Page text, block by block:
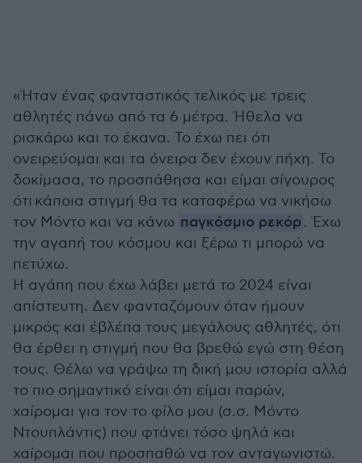
«Ήταν ένας φανταστικός τελικός με τρεις
αθλητές πάνω από τα 6 μέτρα. Ήθελα να
ρισκάρω και το έκανα. Το έχω πει ότι
ονειρεύομαι και τα όνειρα δεν έχουν πήχη. Το
δοκίμασα, το προσπάθησα και είμαι σίγουρος
ότι κάποια στιγμή θα τα καταφέρω να νικήσω
τον Μόντο και να κάνω παγκόσμιο ρεκόρ. Έχω
την αγαπή του κόσμου και ξέρω τι μπορώ να
πετύχω.
Η αγάπη που έχω λάβει μετά το 2024 είναι
απίστευτη. Δεν φανταζόμουν όταν ήμουν
μικρός και έβλέπα τους μεγάλους αθλητές, ότι
θα έρθει η στιγμή που θα βρεθώ εγώ στη θέση
τους. Θέλω να γράψω τη δική μου ιστορία αλλά
το πιο σημαντικό είναι ότι είμαι παρών,
χαίρομαι για τον το φίλο μου (σ.σ. Μόντο
Ντουπλάντις) που φτάνει τόσο ψηλά και
χαίρομαι που προσπαθώ να τον ανταγωνιστώ.